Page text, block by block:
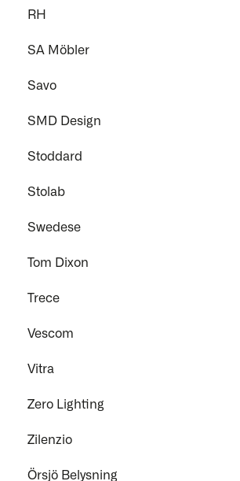
RH
SA Möbler
Savo
SMD Design
Stoddard
Stolab
Swedese
Tom Dixon
Trece
Vescom
Vitra
Zero Lighting
Zilenzio
Örsjö Belysning